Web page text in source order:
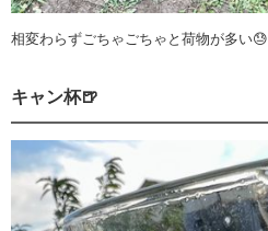
相変わらずごちゃごちゃと荷物が多い😓
キャン杯🍺